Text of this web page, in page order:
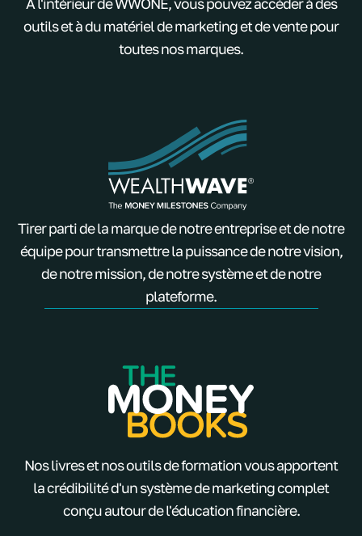
À l'intérieur de WWONE, vous pouvez accéder à des
outils et à du matériel de marketing et de vente pour
toutes nos marques.
Tirer parti de la marque de notre entreprise et de notre
équipe pour transmettre la puissance de notre vision,
de notre mission, de notre système et de notre
plateforme.
Nos livres et nos outils de formation vous apportent
la crédibilité d'un système de marketing complet
conçu autour de l'éducation financière.